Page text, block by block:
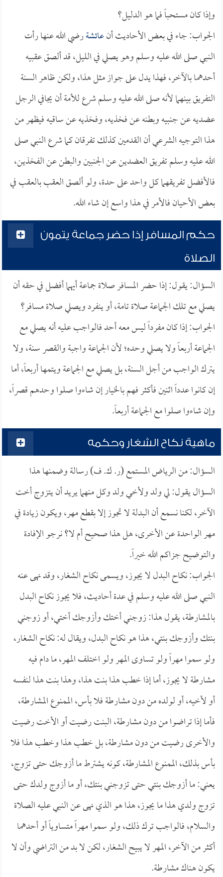
وإذا كان مستحباً فما هو الدليل؟
الجواب: جاء في بعض الأحاديث أنعائشةرضي الله عنها رأت
النبي صلى الله عليه وسلم وهو يصلي في الليل، قد ألصق عقبيه
أحدهما بالآخر، فهذا يدل على جواز مثل هذا، ولكن ظاهر السنة
التفريق بينهما لأنه صلى الله عليه وسلم شرع للأمة أن يجافي الرجل
عضديه عن جنبيه وبطنه عن فخذيه، وفخذيه عن ساقيه فيظهر من
هذا التوجيه الشرعي أن القدمين كذلك تفرقان كما شرع النبي صلى
الله عليه وسلم تفريق العضدين عن الجنبين والبطن عن الفخذين،
فالأفضل تفريقهما كل واحد على حدة، ولو ألصق العقب بالعقب في
بعض الأحيان فالأمر في هذا واسع إن شاء الله.
حكم المسافر إذا حضر جماعة يتمون
الصلاة
السؤال: يقول: إذا حضر المسافر صلاة جماعة أيهما أفضل في حقه أن
يصلي مع تلك الجماعة صلاة تامة، أو ينفرد ويصلي صلاة مسافر؟
الجواب: إذا كان مفرداً ليس معه أحد فالواجب عليه أنه يصلي مع
الجماعة أربعاً ولا يصلي وحده؛ لأن الجماعة واجبة والقصر سنة، ولا
يترك الواجب من أجل السنة، بل يصلي مع الجماعة ويتمها أربعاً، أما
إن كانوا عدداً اثنين فأكثر فهم بالخيار إن شاءوا صلوا وحدهم قصراً،
وإن شاءوا صلوا مع الجماعة أربعاً.
ماهية نكاح الشغار وحكمه
السؤال: من الرياض المستمع (ر. ك. ف) رسالة وضمنها هذا
السؤال يقول: لي ولد ولأخي ولد وكل منهما يريد أن يتزوج أخت
الآخر، لكنا نسمع أن البدلة لا تجوز إلا بقطع مهر، ويكون زيادة في
مهر الواحدة عن الأخرى، هل هذا صحيح أم لا؟ نرجو الإفادة
والتوضيح جزاكم الله خيراً.
الجواب: نكاح البدل لا يجوز، ويسمى نكاح الشغار، وقد نهى عنه
النبي صلى الله عليه وسلم في عدة أحاديث، فلا يجوز نكاح البدل
بالمشارطة، يقول هذا: زوجني أختك وأزوجك أختي، أو زوجني
بنتك وأزوجك بنتي، هذا هو نكاح البدل، ويقال له: نكاح الشغار،
ولو سموا مهراً ولو تساوى المهر ولو اختلف المهر، ما دام فيه
مشارطة لا يجوز، أما إذا خطب هذا بنت هذا، وهذا بنت هذا لنفسه
أو لأخيه، أو لولده من دون مشارطة فلا بأس، الممنوع المشارطة،
فأما إذا تراضوا من دون مشارطة، البنت رضيت أو الأخت رضيت
والأخرى رضيت من دون مشارطة، بل خطب هذا وخطب هذا فلا
بأس بذلك، الممنوع المشارطة، كونه يشترط ما أزوجك حتى تزوج،
يعني: ما أزوجك بنتي حتى تزوجني بنتك، أو ما أزوج ولدك حتى
تزوج ولدي هذا ما يجوز، هذا هو الذي نهى عن النبي عليه الصلاة
والسلام، فالواجب ترك ذلك، ولو سموا مهراً متساوياً أو أحدهما
أكثر من الآخر، المهر لا يبيح الشغار، لكن لا بد من التراضي وأن لا
يكون هناك مشارطة.